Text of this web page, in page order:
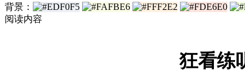
背景：
阅读内容
狂看练